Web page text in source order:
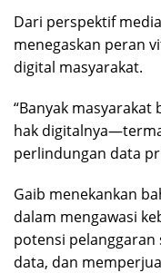
Dari perspektif
menegaskan peran
digital masyarakat.
“Banyak
hak
perlindungan data
Gaib menekankan
dalam mengawasi
potensi
data, dan